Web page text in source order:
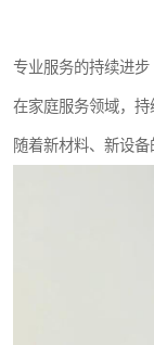
专业服务的持续进步
在家庭服务领域，持
随着新材料、新设备